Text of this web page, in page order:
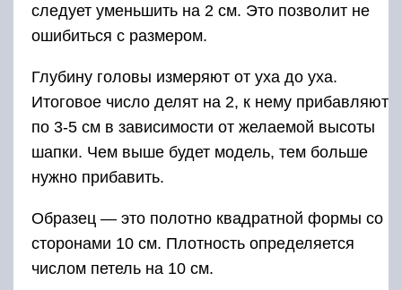
следует уменьшить на 2 см. Это позволит не
ошибиться с размером.
Глубину головы измеряют от уха до уха.
Итоговое число делят на 2, к нему прибавляют
по 3-5 см в зависимости от желаемой высоты
шапки. Чем выше будет модель, тем больше
нужно прибавить.
Образец — это полотно квадратной формы со
сторонами 10 см. Плотность определяется
числом петель на 10 см.